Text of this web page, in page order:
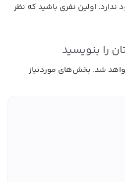
نفری باشید که نظر
بخش‌های موردنیاز